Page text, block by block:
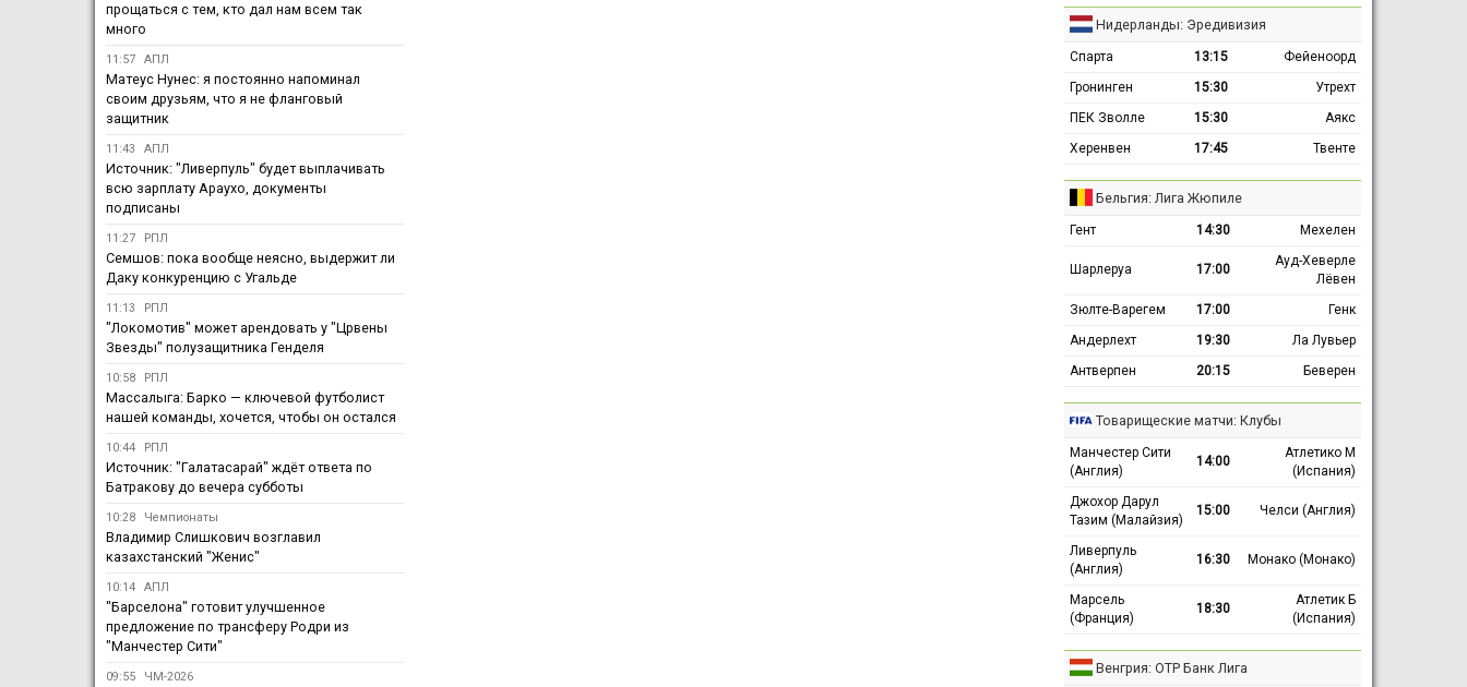
прощаться с тем, кто дал нам всем так
много
11:57 АПЛ
Матеус Нунес: я постоянно напоминал
своим друзьям, что я не фланговый
защитник
11:43 АПЛ
Источник: "Ливерпуль" будет выплачивать
всю зарплату Араухо, документы
подписаны
11:27 РПЛ
Семшов: пока вообще неясно, выдержит ли
Даку конкуренцию с Угальде
11:13 РПЛ
"Локомотив" может арендовать у "Црвены
Звезды" полузащитника Генделя
10:58 РПЛ
Массалыга: Барко — ключевой футболист
нашей команды, хочется, чтобы он остался
10:44 РПЛ
Источник: "Галатасарай" ждёт ответа по
Батракову до вечера субботы
10:28 Чемпионаты
Владимир Слишкович возглавил
казахстанский "Женис"
10:14 АПЛ
"Барселона" готовит улучшенное
предложение по трансферу Родри из
"Манчестер Сити"
09:55 ЧМ-2026
Нидерланды: Эредивизия
Спарта 13:15
Фейеноорд
Гронинген
15:30
Утрехт
ПЕК Зволле
15:30
Аякс
Херенвен
17:45 Твенте
Бельгия: Лига Жюпиле
Гент 14:30 Мехелен
Шарлеруа 17:00
Ауд-Хеверле
Лёвен
Зюлте-Варегем
17:00
Генк
Андерлехт
19:30
Ла Лувьер
Антверпен
20:15 Беверен
Товарищеские матчи: Клубы
Манчестер Сити
(Англия)
14:00
Атлетико М
(Испания)
Джохор Дарул
Тазим (Малайзия)
15:00 Челси (Англия)
Ливерпуль
(Англия)
16:30 Монако (Монако)
Марсель
(Франция)
18:30
Атлетик Б
(Испания)
Венгрия: ОТР Банк Лига